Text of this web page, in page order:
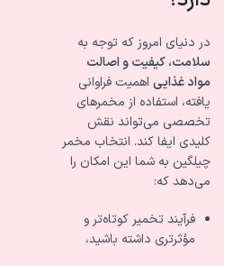
در دنیای امروز که توجه به
سلامت، کیفیت و اصالت
مواد غذایی اهمیت فراوانی
یافته، استفاده از مخمرهای
تخصصی می‌تواند نقش
کلیدی ایفا کند. انتخاب مخمر
چیلگین به شما این امکان را
می‌دهد که:
فرآیند تخمیر کوتاه‌تر و
مؤثرتری داشته باشید،